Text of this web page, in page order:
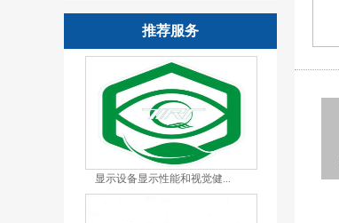
推荐服务
显示设备显示性能和视觉健...